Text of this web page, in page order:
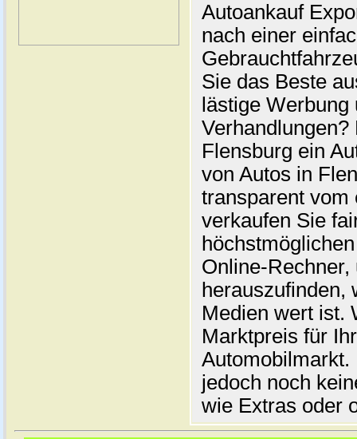
Autoankauf
nach einer
Sie das Beste
lästige
Flensburg ein
von Autos in
transparent vom
verkaufen Sie
Online-
herauszufinden,
Medien wert ist.
Marktpreis für
jedoch noch
wie Extras oder